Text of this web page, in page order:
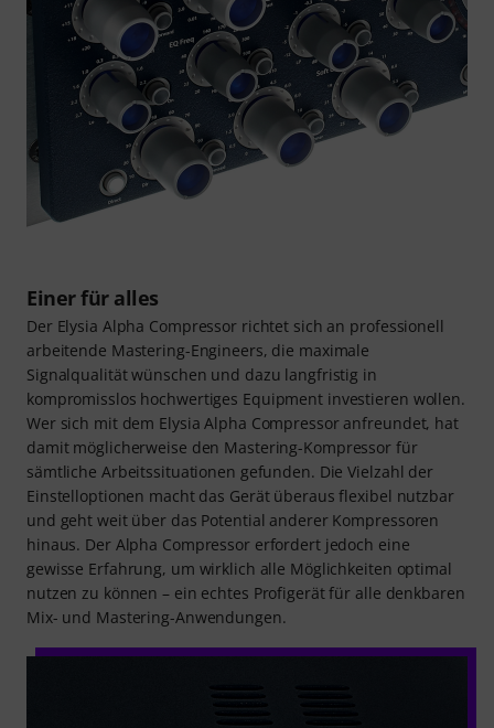
Einer für alles
Der Elysia Alpha Compressor richtet sich an professionell
arbeitende Mastering-Engineers, die maximale
Signalqualität wünschen und dazu langfristig in
kompromisslos hochwertiges Equipment investieren wollen.
Wer sich mit dem Elysia Alpha Compressor anfreundet, hat
damit möglicherweise den Mastering-Kompressor für
sämtliche Arbeitssituationen gefunden. Die Vielzahl der
Einstelloptionen macht das Gerät überaus flexibel nutzbar
und geht weit über das Potential anderer Kompressoren
hinaus. Der Alpha Compressor erfordert jedoch eine
gewisse Erfahrung, um wirklich alle Möglichkeiten optimal
nutzen zu können – ein echtes Profigerät für alle denkbaren
Mix- und Mastering-Anwendungen.